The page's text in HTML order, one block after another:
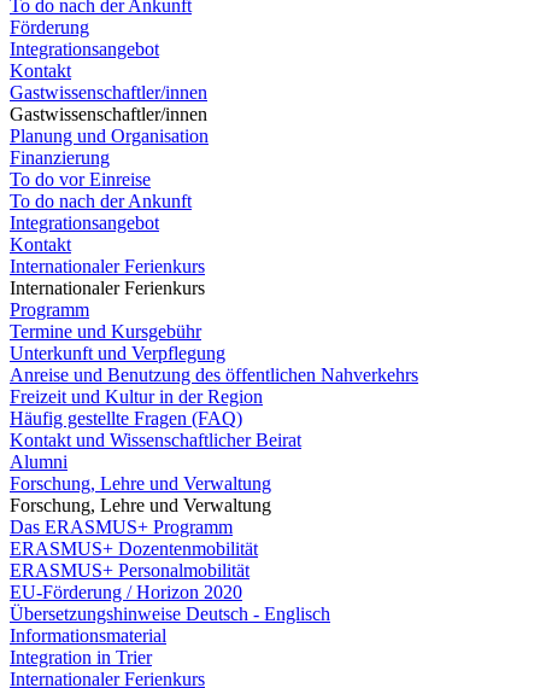
To do nach der Ankunft
Förderung
Integrationsangebot
Kontakt
Gastwissenschaftler/innen
Gastwissenschaftler/innen
Planung und Organisation
Finanzierung
To do vor Einreise
To do nach der Ankunft
Integrationsangebot
Kontakt
Internationaler Ferienkurs
Internationaler Ferienkurs
Programm
Termine und Kursgebühr
Unterkunft und Verpflegung
Anreise und Benutzung des öffentlichen Nahverkehrs
Freizeit und Kultur in der Region
Häufig gestellte Fragen (FAQ)
Kontakt und Wissenschaftlicher Beirat
Alumni
Forschung, Lehre und Verwaltung
Forschung, Lehre und Verwaltung
Das ERASMUS+ Programm
ERASMUS+ Dozentenmobilität
ERASMUS+ Personalmobilität
EU-Förderung / Horizon 2020
Übersetzungshinweise Deutsch - Englisch
Informationsmaterial
Integration in Trier
Internationaler Ferienkurs